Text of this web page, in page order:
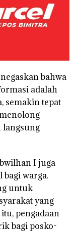
bahwa
adalah
semakin tepat
langsung
I juga
warga.
untuk
yang
pengadaan
bagi posko-